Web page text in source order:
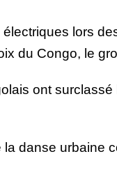
lors
du Congo, le
ont
danse